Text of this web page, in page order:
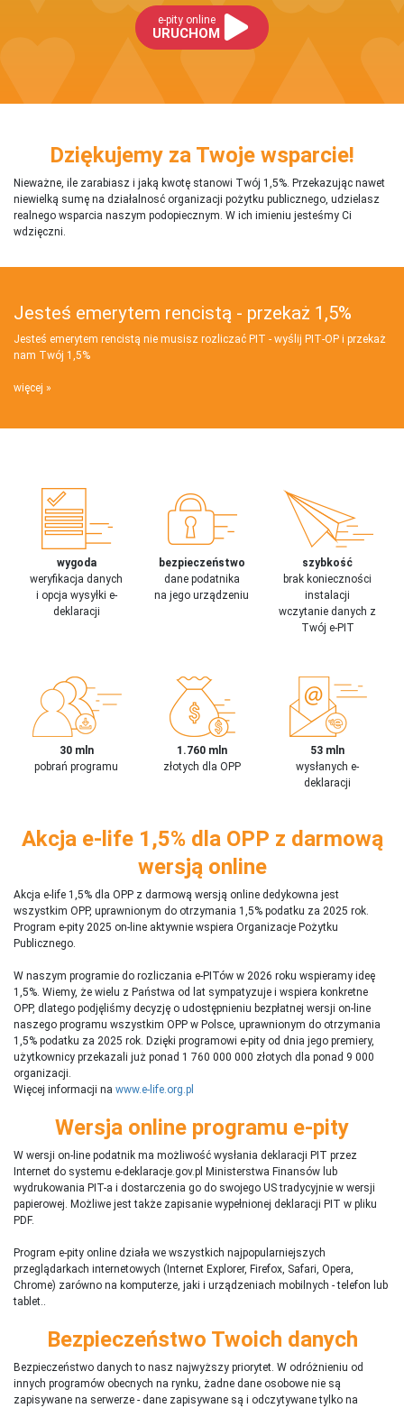
e-pity online
URUCHOM
Dziękujemy za Twoje wsparcie!
Nieważne, ile zarabiasz i jaką kwotę stanowi Twój 1,5%. Przekazując nawet
niewielką sumę na działalnosć organizacji pożytku publicznego, udzielasz
realnego wsparcia naszym podopiecznym. W ich imieniu jesteśmy Ci
wdzięczni.
Jesteś emerytem rencistą - przekaż 1,5%
Jesteś emerytem rencistą nie musisz rozliczać PIT - wyślij PIT‑OP i przekaż
nam Twój 1,5%
więcej
wygoda
weryfikacja danych
i opcja wysyłki e-
deklaracji
bezpieczeństwo
dane podatnika
na jego urządzeniu
szybkość
brak konieczności
instalacji
wczytanie danych z
Twój e-PIT
30 mln
pobrań programu
1.760 mln
złotych dla OPP
53 mln
wysłanych e-
deklaracji
Akcja e-life 1,5% dla OPP z darmową
wersją online
Akcja e-life 1,5% dla OPP z darmową wersją online dedykowna jest
wszystkim OPP, uprawnionym do otrzymania 1,5% podatku za 2025 rok.
Program e-pity 2025 on-line aktywnie wspiera Organizacje Pożytku
Publicznego.
W naszym programie do rozliczania e-PITów w 2026 roku wspieramy ideę
1,5%. Wiemy, że wielu z Państwa od lat sympatyzuje i wspiera konkretne
OPP, dlatego podjęliśmy decyzję o udostępnieniu bezpłatnej wersji on-line
naszego programu wszystkim OPP w Polsce, uprawnionym do otrzymania
1,5% podatku za 2025 rok. Dzięki programowi e-pity od dnia jego premiery,
użytkownicy przekazali już ponad 1 760 000 000 złotych dla ponad 9 000
organizacji.
Więcej informacji na www.e-life.org.pl
Wersja online programu e-pity
W wersji on-line podatnik ma możliwość wysłania deklaracji PIT przez
Internet do systemu e-deklaracje.gov.pl Ministerstwa Finansów lub
wydrukowania PIT-a i dostarczenia go do swojego US tradycyjnie w wersji
papierowej. Możliwe jest także zapisanie wypełnionej deklaracji PIT w pliku
PDF.
Program e-pity online działa we wszystkich najpopularniejszych
przeglądarkach internetowych (Internet Explorer, Firefox, Safari, Opera,
Chrome) zarówno na komputerze, jaki i urządzeniach mobilnych - telefon lub
tablet..
Bezpieczeństwo Twoich danych
Bezpieczeństwo danych to nasz najwyższy priorytet. W odróżnieniu od
innych programów obecnych na rynku, żadne dane osobowe nie są
zapisywane na serwerze - dane zapisywane są i odczytywane tylko na